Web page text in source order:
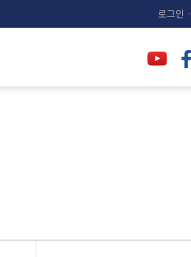
로그인